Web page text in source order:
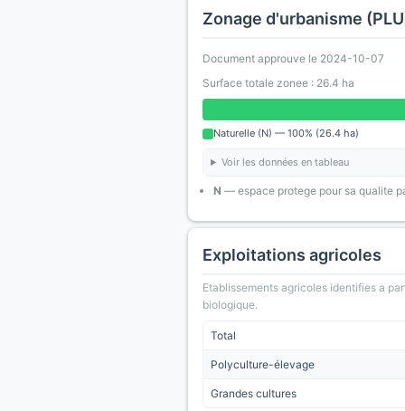
Zonage d'urbanisme
Document approuve le 2024-10-07
Surface totale zonee : 26.4 ha
Naturelle (N) — 100% (26.4 ha)
Voir les données en tableau
N — espace protege pour sa qualite
Exploitations agricoles
Etablissements agricoles identifies a
biologique.
Total
Polyculture-élevage
Grandes cultures